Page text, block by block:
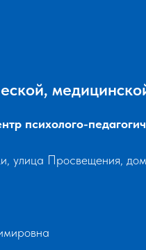
психолого-
улица Просвещения,